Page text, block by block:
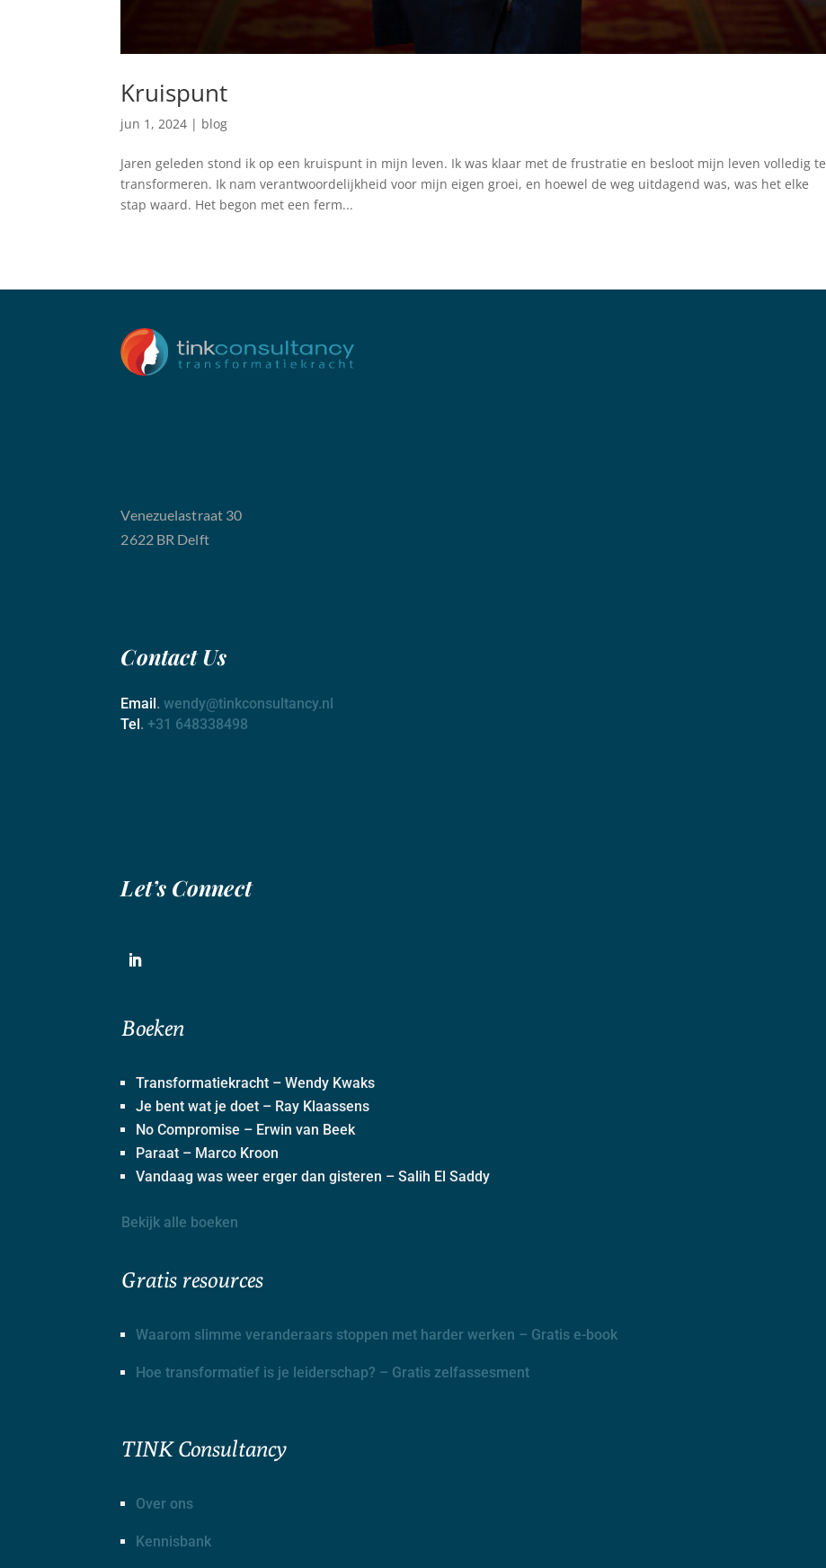
Kruispunt
jun 1, 2024 | blog
Jaren geleden stond ik op een kruispunt in mijn leven. Ik was klaar met de frustratie en besloot mijn leven volledig te
transformeren. Ik nam verantwoordelijkheid voor mijn eigen groei, en hoewel de weg uitdagend was, was het elke
stap waard. Het begon met een ferm...
Venezuelastraat 30
2622 BR Delft
ContactUs
Email.wendy@tinkconsultancy.nl
Tel.+31 648338498
Let’s Connect
Boeken
Transformatiekracht – Wendy Kwaks
Je bent wat je doet – Ray Klaassens
No Compromise – Erwin van Beek
Paraat – Marco Kroon
Vandaag was weer erger dan gisteren – Salih El Saddy
Bekijk alle boeken
Gratis resources
Waarom slimme veranderaars stoppen met harder werken – Gratis e-book
Hoe transformatief is je leiderschap? – Gratis zelfassesment
TINK Consultancy
Over ons
Kennisbank